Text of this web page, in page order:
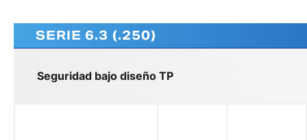
SERIE 6.3 (.250)
Seguridad bajo diseño TP